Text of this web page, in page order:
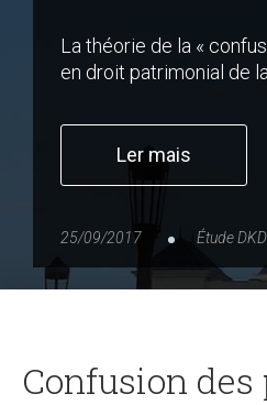
La théorie de la «
en droit patrimonial de
Ler mais
25/09/2017 Étude
Confusion